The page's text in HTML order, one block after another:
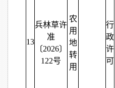
13
兵林草许
准
〔2026〕
122号
农
用
地
转
用
行
政
许
可